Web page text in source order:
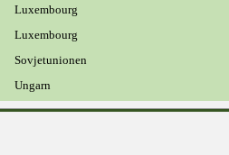
Luxembourg
Luxembourg
Sovjetunionen
Ungarn